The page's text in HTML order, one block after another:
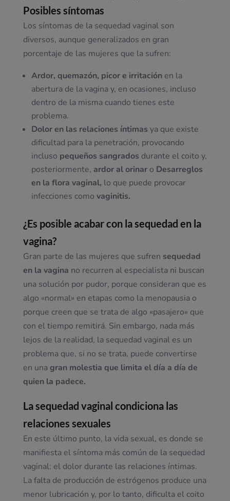
Posibles síntomas
Los síntomas de la sequedad vaginal son
diversos, aunque generalizados en gran
porcentaje de las mujeres que la sufren:
Ardor, quemazón, picor e irritaciónen la
abertura de la vagina y, en ocasiones, incluso
dentro de la misma cuando tienes este
problema.
Dolor en las relaciones íntimas ya que existe
dificultad para la penetración, provocando
incluso pequeños sangrados durante el coito y,
posteriormente, ardor al orinaro Desarreglos
en la flora vaginal, lo que puede provocar
infecciones como vaginitis.
¿Es posible acabar con la sequedad en la
vagina?
Gran parte de las mujeres que sufren sequedad
en la vagina no recurren al especialista ni buscan
una solución por pudor, porque consideran que es
algo «normal» en etapas como la menopausia o
porque creen que se trata de algo «pasajero» que
con el tiempo remitirá. Sin embargo, nada más
lejos de la realidad, la sequedad vaginal es un
problema que, si no se trata, puede convertirse
en una gran molestia que limita el día a día de
quien la padece.
La sequedad vaginal condiciona las
relaciones sexuales
En este último punto, la vida sexual, es donde se
manifiesta el síntoma más común de la sequedad
vaginal: el dolor durante las relaciones íntimas.
La falta de producción de estrógenos produce una
menor lubricación y, por lo tanto, dificulta el coito